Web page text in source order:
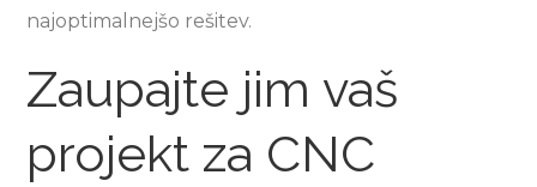
najoptimalnejšo rešitev.
Zaupajte jim vaš
projekt za CNC